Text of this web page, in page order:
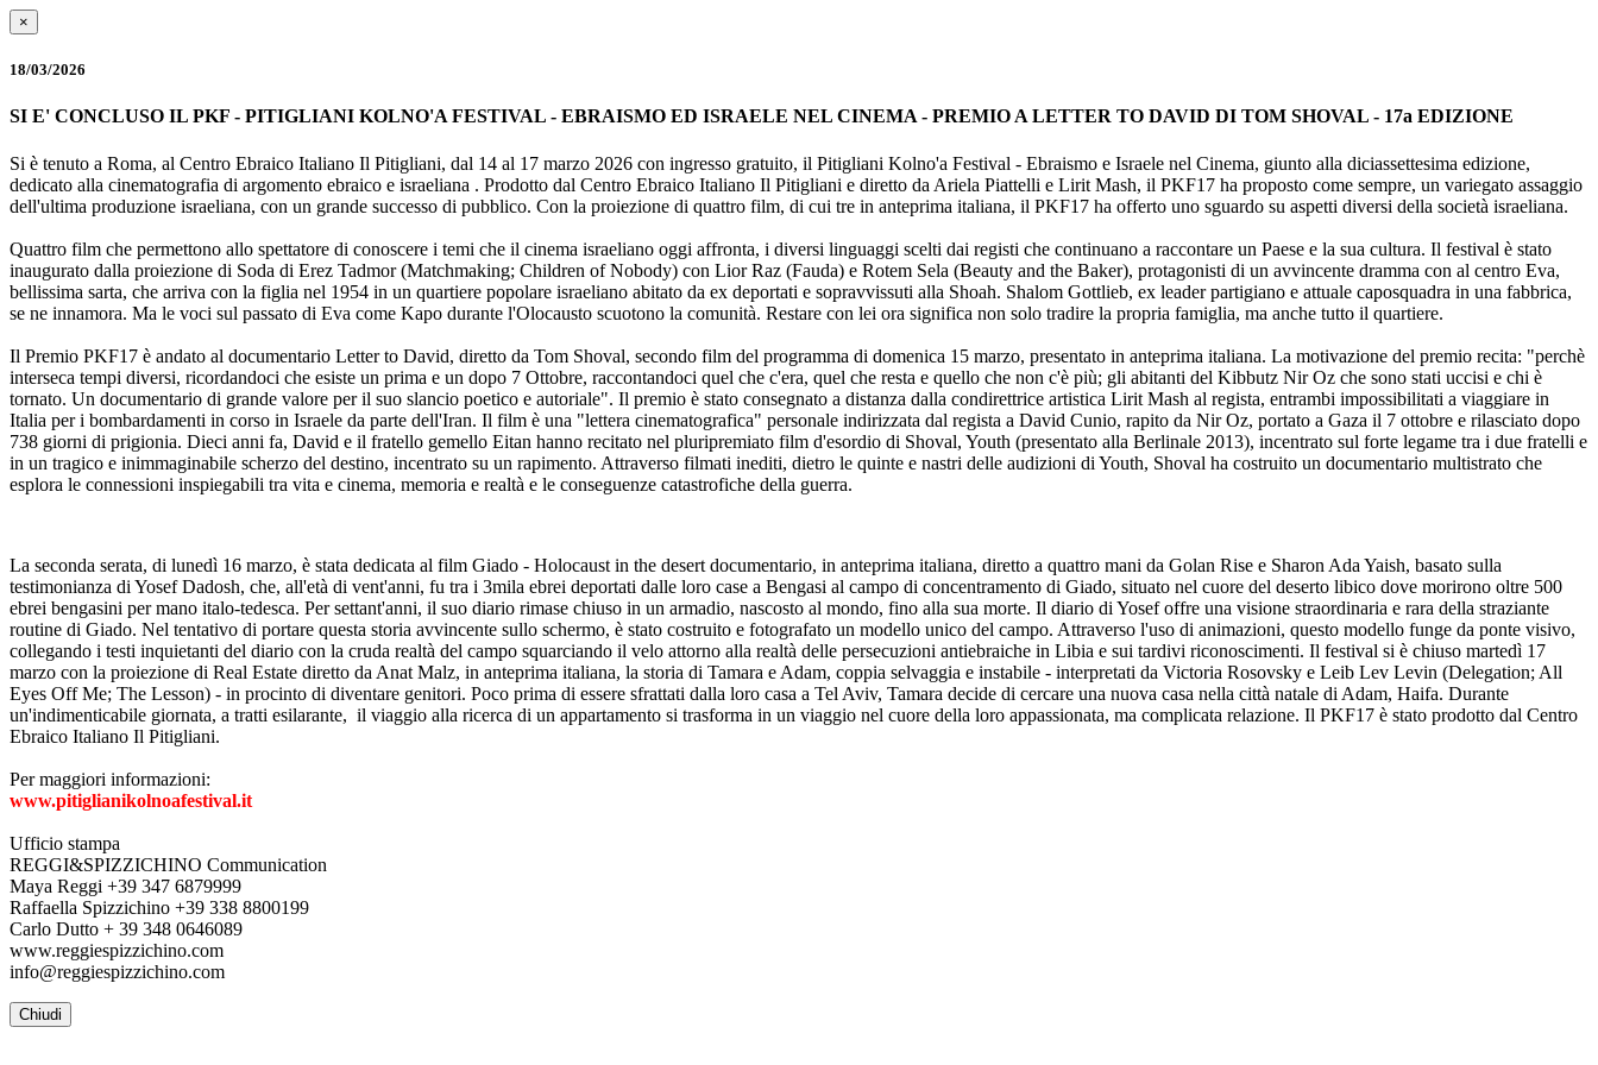
×
18/03/2026
SI E' CONCLUSO IL PKF - PITIGLIANI KOLNO'A FESTIVAL - EBRAISMO ED ISRAELE NEL CINEMA - PREMIO A LETTER TO DAVID DI TOM SHOVAL - 17a EDIZIONE
Si è tenuto a Roma, al Centro Ebraico Italiano Il Pitigliani, dal 14 al 17 marzo 2026 con ingresso gratuito, il Pitigliani Kolno'a Festival - Ebraismo e Israele nel Cinema, giunto alla diciassettesima edizione,
dedicato alla cinematografia di argomento ebraico e israeliana . Prodotto dal Centro Ebraico Italiano Il Pitigliani e diretto da Ariela Piattelli e Lirit Mash, il PKF17 ha proposto come sempre, un variegato assaggio
dell'ultima produzione israeliana, con un grande successo di pubblico. Con la proiezione di quattro film, di cui tre in anteprima italiana, il PKF17 ha offerto uno sguardo su aspetti diversi della società israeliana.
Quattro film che permettono allo spettatore di conoscere i temi che il cinema israeliano oggi affronta, i diversi linguaggi scelti dai registi che continuano a raccontare un Paese e la sua cultura. Il festival è stato
inaugurato dalla proiezione di Soda di Erez Tadmor (Matchmaking; Children of Nobody) con Lior Raz (Fauda) e Rotem Sela (Beauty and the Baker), protagonisti di un avvincente dramma con al centro Eva,
bellissima sarta, che arriva con la figlia nel 1954 in un quartiere popolare israeliano abitato da ex deportati e sopravvissuti alla Shoah. Shalom Gottlieb, ex leader partigiano e attuale caposquadra in una fabbrica,
se ne innamora. Ma le voci sul passato di Eva come Kapo durante l'Olocausto scuotono la comunità. Restare con lei ora significa non solo tradire la propria famiglia, ma anche tutto il quartiere.
Il Premio PKF17 è andato al documentario Letter to David, diretto da Tom Shoval, secondo film del programma di domenica 15 marzo, presentato in anteprima italiana. La motivazione del premio recita: "perchè
interseca tempi diversi, ricordandoci che esiste un prima e un dopo 7 Ottobre, raccontandoci quel che c'era, quel che resta e quello che non c'è più; gli abitanti del Kibbutz Nir Oz che sono stati uccisi e chi è
tornato. Un documentario di grande valore per il suo slancio poetico e autoriale". Il premio è stato consegnato a distanza dalla condirettrice artistica Lirit Mash al regista, entrambi impossibilitati a viaggiare in
Italia per i bombardamenti in corso in Israele da parte dell'Iran. Il film è una "lettera cinematografica" personale indirizzata dal regista a David Cunio, rapito da Nir Oz, portato a Gaza il 7 ottobre e rilasciato dopo
738 giorni di prigionia. Dieci anni fa, David e il fratello gemello Eitan hanno recitato nel pluripremiato film d'esordio di Shoval, Youth (presentato alla Berlinale 2013), incentrato sul forte legame tra i due fratelli e
in un tragico e inimmaginabile scherzo del destino, incentrato su un rapimento. Attraverso filmati inediti, dietro le quinte e nastri delle audizioni di Youth, Shoval ha costruito un documentario multistrato che
esplora le connessioni inspiegabili tra vita e cinema, memoria e realtà e le conseguenze catastrofiche della guerra.
La seconda serata, di lunedì 16 marzo, è stata dedicata al film Giado - Holocaust in the desert documentario, in anteprima italiana, diretto a quattro mani da Golan Rise e Sharon Ada Yaish, basato sulla
testimonianza di Yosef Dadosh, che, all'età di vent'anni, fu tra i 3mila ebrei deportati dalle loro case a Bengasi al campo di concentramento di Giado, situato nel cuore del deserto libico dove morirono oltre 500
ebrei bengasini per mano italo-tedesca. Per settant'anni, il suo diario rimase chiuso in un armadio, nascosto al mondo, fino alla sua morte. Il diario di Yosef offre una visione straordinaria e rara della straziante
routine di Giado. Nel tentativo di portare questa storia avvincente sullo schermo, è stato costruito e fotografato un modello unico del campo. Attraverso l'uso di animazioni, questo modello funge da ponte visivo,
collegando i testi inquietanti del diario con la cruda realtà del campo squarciando il velo attorno alla realtà delle persecuzioni antiebraiche in Libia e sui tardivi riconoscimenti. Il festival si è chiuso martedì 17
marzo con la proiezione di Real Estate diretto da Anat Malz, in anteprima italiana, la storia di Tamara e Adam, coppia selvaggia e instabile - interpretati da Victoria Rosovsky e Leib Lev Levin (Delegation; All
Eyes Off Me; The Lesson) - in procinto di diventare genitori. Poco prima di essere sfrattati dalla loro casa a Tel Aviv, Tamara decide di cercare una nuova casa nella città natale di Adam, Haifa. Durante
un'indimenticabile giornata, a tratti esilarante, il viaggio alla ricerca di un appartamento si trasforma in un viaggio nel cuore della loro appassionata, ma complicata relazione. Il PKF17 è stato prodotto dal Centro
Ebraico Italiano Il Pitigliani.
Per maggiori informazioni:
www.pitiglianikolnoafestival.it
Ufficio stampa
REGGI&SPIZZICHINO Communication
Maya Reggi +39 347 6879999
Raffaella Spizzichino +39 338 8800199
Carlo Dutto + 39 348 0646089
www.reggiespizzichino.com
info@reggiespizzichino.com
Chiudi